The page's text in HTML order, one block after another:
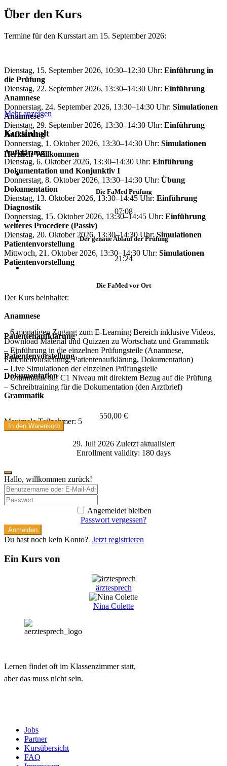
Über den Kurs
Termine für den Kursstart am 15. September 2026:
Dienstag, 15. September 2026, 10:30–12:30 Uhr: Einführung in
die Prüfung
Dienstag, 22. September 2026, 13:30–14:30 Uhr: Einführung
Anamnese
Donnerstag, 24. September 2026, 13:30–14:30 Uhr: Simulationen
Anamnese
Dienstag, 29. September 2026, 13:30–14:30 Uhr: Einführung
Aufklärung
Donnerstag, 1. Oktober 2026, 13:30–14:30 Uhr: Simulationen
Aufklärung
Dienstag, 6. Oktober 2026, 13:30–14:30 Uhr: Einführung
Dokumentation und Konjunktiv I
Donnerstag, 8. Oktober 2026, 13:30–14:30 Uhr: Übung
Dokumentation
Dienstag, 13. Oktober 2026, 13:30–14:45 Uhr: Einführung
Diagnostik
Donnerstag, 15. Oktober 2026, 13:30–14:45 Uhr: Einführung
weiteres Procedere (Passiv)
Dienstag, 20. Oktober 2026, 13:30–14:30 Uhr:Simulationen
Patientenvorstellung
Mittwoch, 21. Oktober 2026, 13:30–14:30 Uhr: Simulationen
Patientenvorstellung
Der Kurs beinhaltet:
– 6-monatigen Zugang zum E-Learning Bereich inklusive Videos,
Download Material und Quizzen zu Wortschatz und Grammatik
– Einführung in die einzelnen Prüfungsteile (Anamnese,
Patientenvorstellung, Patientenaufklärung, Dokumentation)
– Live Simulationen der einzelnen Prüfungsteile
– Grammatik auf C1 Niveau mit direktem Bezug auf die Prüfung
– Schreibtraining für die Dokumentation (den Arztbrief)
Maximale Teilnehmer: 5
Mehr anzeigen
Kursinhalt
Herzlich Willkommen
Die FaMed Prüfung
07:08
Der genaue Ablauf der Prüfung
21:24
Die FaMed vor Ort
Anamnese
Patientenaufklärung
Patientenvorstellung
Dokumentation
Grammatik
550,00 €
In den Warenkorb
29. Juli 2026 Zuletzt aktualisiert
Enrollment validity: 180 days
Hallo, willkommen zurück!
Angemeldet bleiben
Passwort vergessen?
Anmelden
Du hast noch kein Konto? Jetzt registrieren
Ein Kurs von
ärztesprech
Nina Colette
Lernen findet oft im Klassenzimmer statt,
aber das muss nicht sein.
Jobs
Partner
Kursübersicht
FAQ